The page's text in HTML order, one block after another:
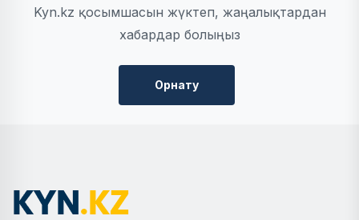
Kyn.kz қосымшасын жүктеп, жаңалықтардан
хабардар болыңыз
Орнату